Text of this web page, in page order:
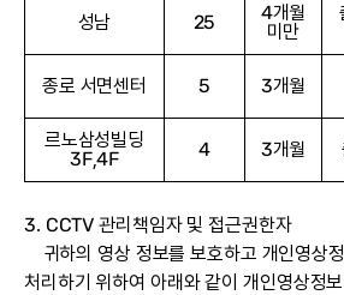
성남 25
4개월
미만
종로 서면센터 5 3개월
르노삼성빌딩
3F,4F
4 3개월
3. CCTV 관리책임자 및 접근권한자
귀하의 영상 정보를 보호하고 개인영상
처리하기 위하여 아래와 같이 개인영상정